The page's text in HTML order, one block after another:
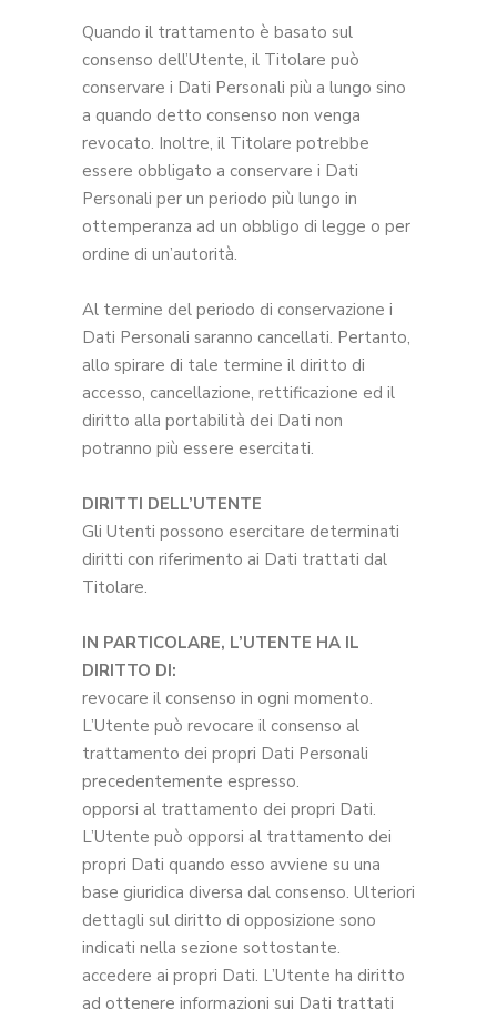
Quando il trattamento è basato sul
consenso dell’Utente, il Titolare può
conservare i Dati Personali più a lungo sino
a quando detto consenso non venga
revocato. Inoltre, il Titolare potrebbe
essere obbligato a conservare i Dati
Personali per un periodo più lungo in
ottemperanza ad un obbligo di legge o per
ordine di un’autorità.
Al termine del periodo di conservazione i
Dati Personali saranno cancellati. Pertanto,
allo spirare di tale termine il diritto di
accesso, cancellazione, rettificazione ed il
diritto alla portabilità dei Dati non
potranno più essere esercitati.
DIRITTI DELL’UTENTE
Gli Utenti possono esercitare determinati
diritti con riferimento ai Dati trattati dal
Titolare.
IN PARTICOLARE, L’UTENTE HA IL
DIRITTO DI:
revocare il consenso in ogni momento.
L’Utente può revocare il consenso al
trattamento dei propri Dati Personali
precedentemente espresso.
opporsi al trattamento dei propri Dati.
L’Utente può opporsi al trattamento dei
propri Dati quando esso avviene su una
base giuridica diversa dal consenso. Ulteriori
dettagli sul diritto di opposizione sono
indicati nella sezione sottostante.
accedere ai propri Dati. L’Utente ha diritto
ad ottenere informazioni sui Dati trattati